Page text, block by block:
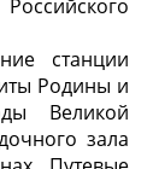
станции
Родины и
Великой
зала